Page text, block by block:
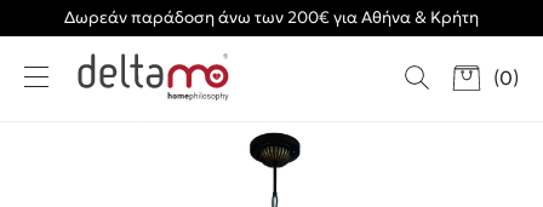
Δωρεάν παράδοση άνω των 200€ για Αθήνα & Κρήτη
(0)